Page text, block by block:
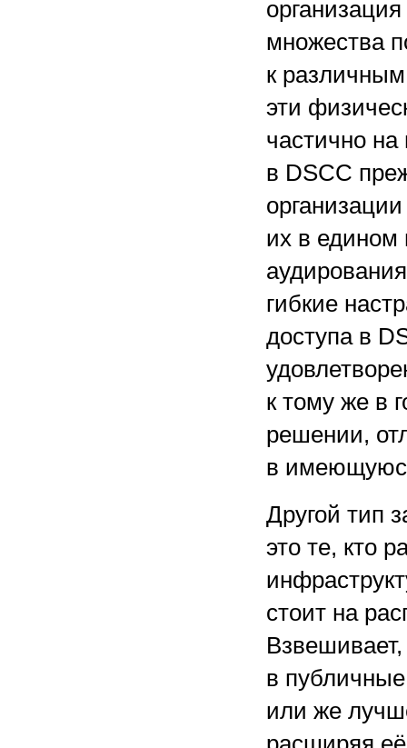
множества
к
эти
частично
в DSCC
их в
гибкие
доступа в
к тому же в
решении,
в
Другой тип
это те, кто
стоит на
в
или же